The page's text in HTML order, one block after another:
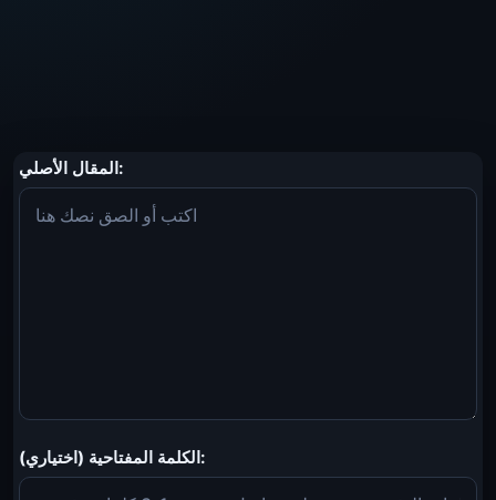
المقال الأصلي:
الكلمة المفتاحية (اختياري):